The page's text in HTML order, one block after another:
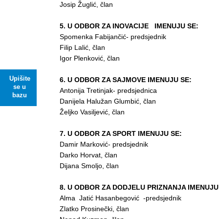
Upišite
se u
bazu
Josip Žuglić, član
5. U ODBOR ZA INOVACIJE IMENUJU SE:
Spomenka Fabijančić- predsjednik
Filip Lalić, član
Igor Plenković, član
6. U ODBOR ZA SAJMOVE IMENUJU SE:
Antonija Tretinjak- predsjednica
Danijela Halužan Glumbić, član
Željko Vasiljević, član
7. U ODBOR ZA SPORT IMENUJU SE:
Damir Marković- predsjednik
Darko Horvat, član
Dijana Smoljo, član
8. U ODBOR ZA DODJELU PRIZNANJA
Alma Jatić Hasanbegović -predsjednik
Zlatko Prosinečki, član